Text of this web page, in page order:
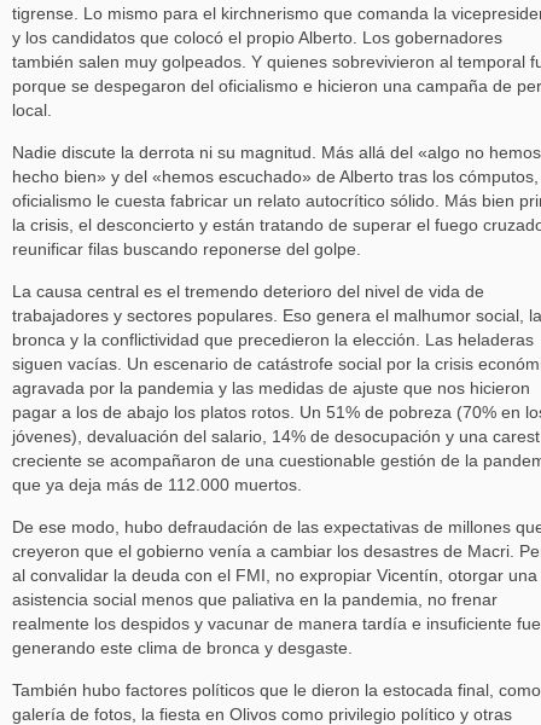
tigrense. Lo mismo para el kirchnerismo que comanda la
y los candidatos que colocó el propio Alberto. Los gobernadores
también salen muy golpeados. Y quienes sobrevivieron al temporal
porque se despegaron del oficialismo e hicieron una campaña de
local.
Nadie discute la derrota ni su magnitud. Más allá del «algo no hemos
hecho bien» y del «hemos escuchado» de Alberto tras los
oficialismo le cuesta fabricar un relato autocrítico sólido. Más bien
la crisis, el desconcierto y están tratando de superar el fuego
reunificar filas buscando reponerse del golpe.
La causa central es el tremendo deterioro del nivel de vida de
trabajadores y sectores populares. Eso genera el malhumor social, la
bronca y la conflictividad que precedieron la elección. Las heladeras
siguen vacías. Un escenario de catástrofe social por la crisis
agravada por la pandemia y las medidas de ajuste que nos hicieron
pagar a los de abajo los platos rotos. Un 51% de pobreza (70% en
jóvenes), devaluación del salario, 14% de desocupación y una
creciente se acompañaron de una cuestionable gestión de la
que ya deja más de 112.000 muertos.
De ese modo, hubo defraudación de las expectativas de millones
creyeron que el gobierno venía a cambiar los desastres de Macri.
al convalidar la deuda con el FMI, no expropiar Vicentín, otorgar una
asistencia social menos que paliativa en la pandemia, no frenar
realmente los despidos y vacunar de manera tardía e insuficiente fue
generando este clima de bronca y desgaste.
También hubo factores políticos que le dieron la estocada final,
galería de fotos, la fiesta en Olivos como privilegio político y otras